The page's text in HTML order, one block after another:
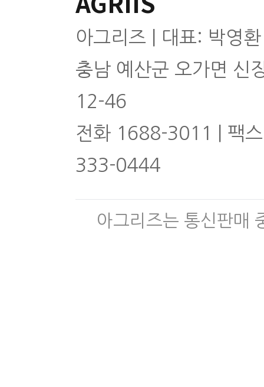
아그리즈 | 대표: 박영환
충남 예산군 오가면 신
12-46
전화 1688-3011 | 팩
333-0444
아그리즈는 통신판매